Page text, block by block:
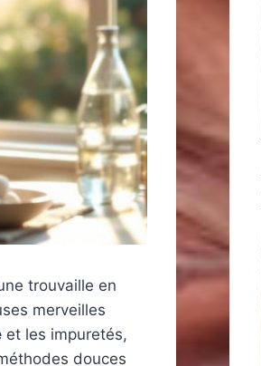
trouvaille en
merveilles
et les impuretés,
douces